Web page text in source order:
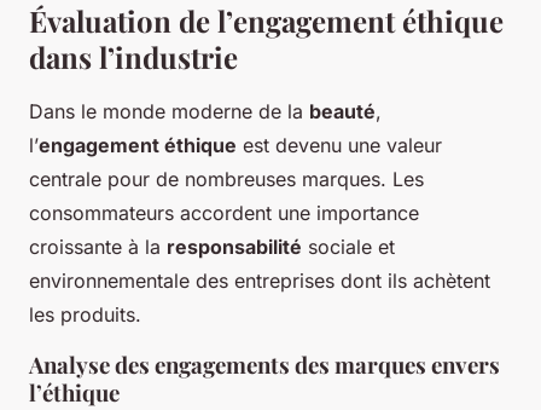
Évaluation de l’engagement éthique
dans l’industrie
Dans le monde moderne de la beauté,
l’engagement éthique est devenu une valeur
centrale pour de nombreuses marques. Les
consommateurs accordent une importance
croissante à la responsabilité sociale et
environnementale des entreprises dont ils achètent
les produits.
Analyse des engagements des marques envers
l’éthique